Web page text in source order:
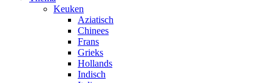
Keuken
Aziatisch
Chinees
Frans
Grieks
Hollands
Indisch